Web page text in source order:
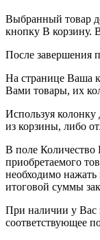
Выбранный товар
кнопку В корзину.
После завершения
На странице Ваша
Вами товары, их
Используя
из корзины, либо
В поле Количество
приобретаемого
необходимо нажать
итоговой суммы
При наличии у Вас
соответствующее